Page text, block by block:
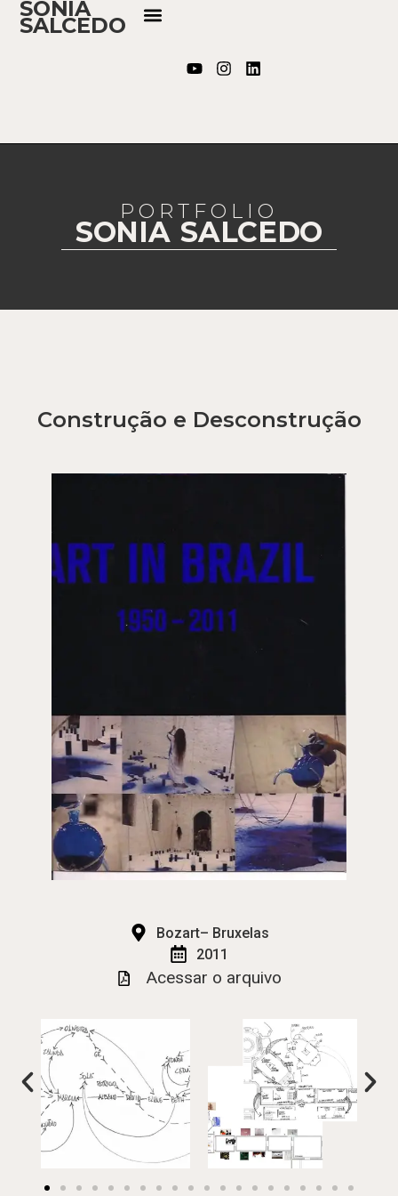
SONIA
SALCEDO
PORTFOLIO
SONIA SALCEDO
Construção e Desconstrução
Bozart– Bruxelas
2011
Acessar o arquivo